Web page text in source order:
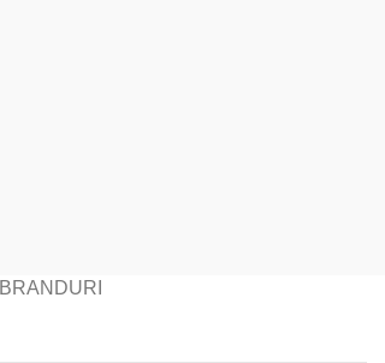
BRANDURI